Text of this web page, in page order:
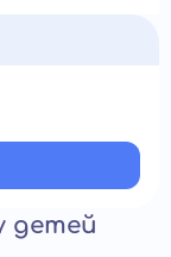
детей